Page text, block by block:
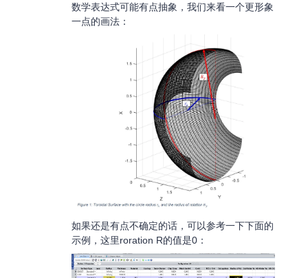
数学表达式可能有点抽象，我们来看一个更形象
一点的画法：
如果还是有点不确定的话，可以参考一下下面的
示例，这里roration R的值是0：